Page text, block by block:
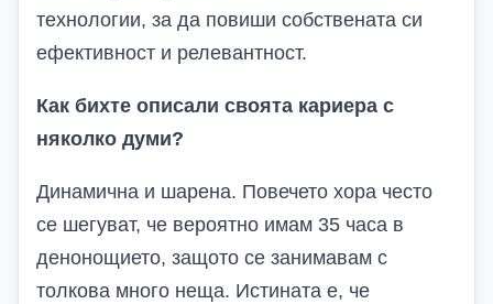
технологии, за да повиши собствената си
ефективност и релевантност.
Как бихте описали своята кариера с
няколко думи?
Динамична и шарена. Повечето хора често
се шегуват, че вероятно имам 35 часа в
денонощието, защото се занимавам с
толкова много неща. Истината е, че